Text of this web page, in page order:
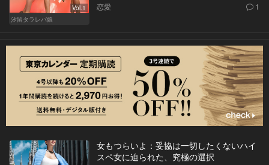
Vol.1
汐留タラレバ娘
恋愛 1
女もつらいよ：妥協は一切したくないハイ
スペ女に迫られた、究極の選択